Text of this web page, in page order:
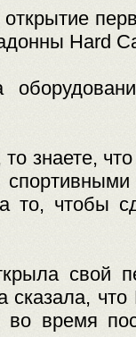
Hard
знаете,
то, чтобы
свой
сказала,
время